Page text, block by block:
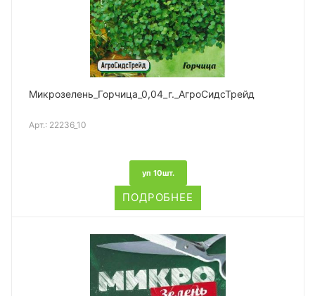
Микрозелень_Горчица_0,04_г._АгроСидсТрейд
Арт.: 22236_10
уп 10шт.
ПОДРОБНЕЕ